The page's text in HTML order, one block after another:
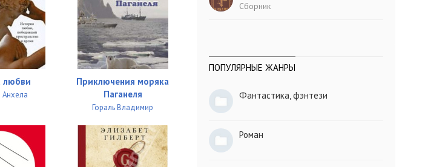
любви
Анхела
Приключения моряка
Паганеля
Гораль Владимир
Сборник
ПОПУЛЯРНЫЕ ЖАНРЫ
Фантастика, фэнтези
Роман